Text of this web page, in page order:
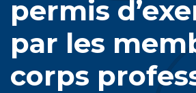
permis
par les
corps